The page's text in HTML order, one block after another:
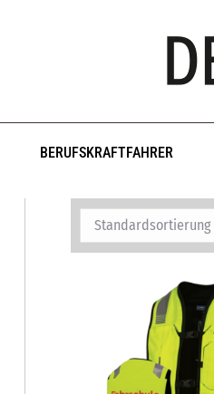
BERUFSKRAFTFAHRER